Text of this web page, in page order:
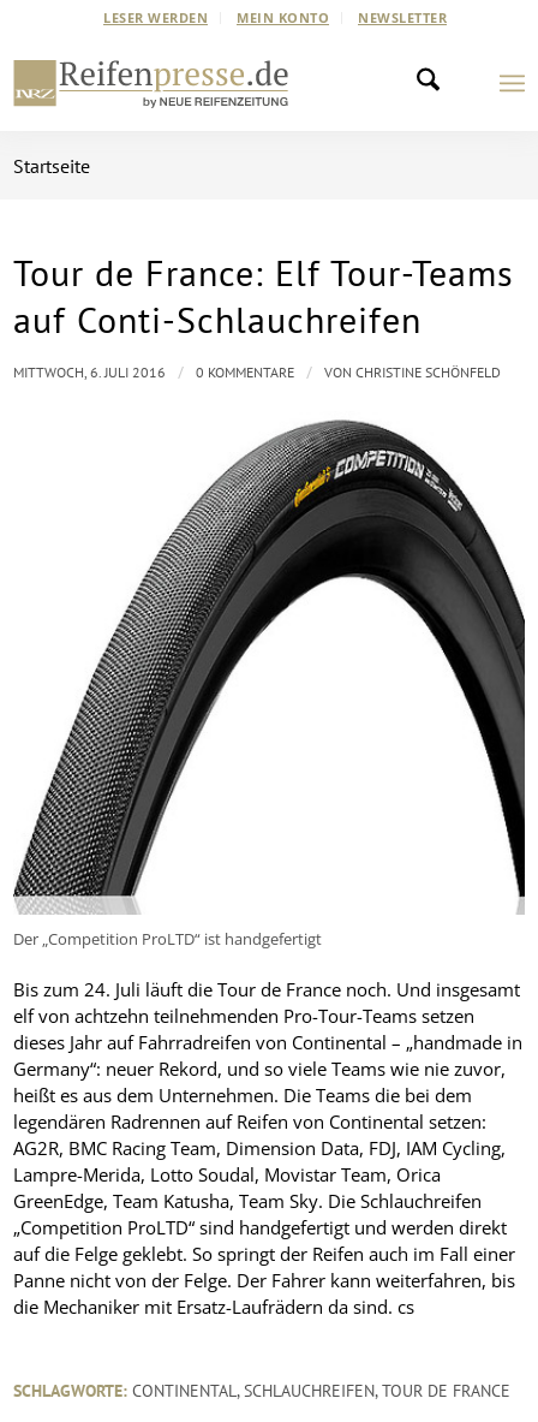
LESER WERDEN MEIN KONTO NEWSLETTER
Startseite
Tour de France: Elf Tour-Teams
auf Conti-Schlauchreifen
Der „Competition ProLTD“ ist handgefertigt
Bis zum 24. Juli läuft die Tour de France noch. Und insgesamt
elf von achtzehn teilnehmenden Pro-Tour-Teams setzen
dieses Jahr auf Fahrradreifen von Continental – „handmade in
Germany“: neuer Rekord, und so viele Teams wie nie zuvor,
heißt es aus dem Unternehmen. Die Teams die bei dem
legendären Radrennen auf Reifen von Continental setzen:
AG2R, BMC Racing Team, Dimension Data, FDJ, IAM Cycling,
Lampre-Merida, Lotto Soudal, Movistar Team, Orica
GreenEdge, Team Katusha, Team Sky. Die Schlauchreifen
„Competition ProLTD“ sind handgefertigt und werden direkt
auf die Felge geklebt. So springt der Reifen auch im Fall einer
Panne nicht von der Felge. Der Fahrer kann weiterfahren, bis
die Mechaniker mit Ersatz-Laufrädern da sind. cs
MITTWOCH, 6. JULI 2016 / 0 KOMMENTARE / VONCHRISTINE SCHÖNFELD
SCHLAGWORTE: CONTINENTAL,SCHLAUCHREIFEN,TOUR DE FRANCE